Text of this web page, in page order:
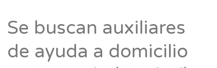
Se buscan auxiliares
de ayuda a domicilio